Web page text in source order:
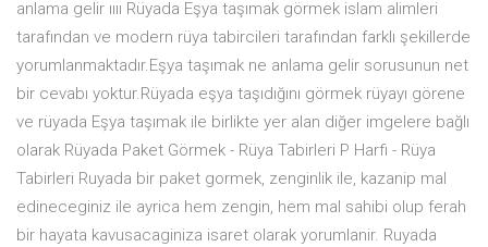
anlama gelir ıııı Rüyada Eşya taşımak görmek islam alimleri
tarafından ve modern rüya tabircileri tarafından farklı şekillerde
yorumlanmaktadır.Eşya taşımak ne anlama gelir sorusunun net
bir cevabı yoktur.Rüyada eşya taşıdığını görmek rüyayı görene
ve rüyada Eşya taşımak ile birlikte yer alan diğer imgelere bağlı
olarak Rüyada Paket Görmek - Rüya Tabirleri P Harfi - Rüya
Tabirleri Ruyada bir paket gormek, zenginlik ile, kazanip mal
edineceginiz ile ayrica hem zengin, hem mal sahibi olup ferah
bir hayata kavusacaginiza isaret olarak yorumlanir. Ruyada